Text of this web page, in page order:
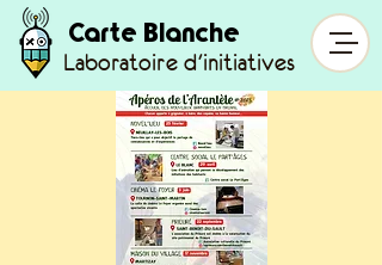
Carte Blanche
Laboratoire d'initiatives